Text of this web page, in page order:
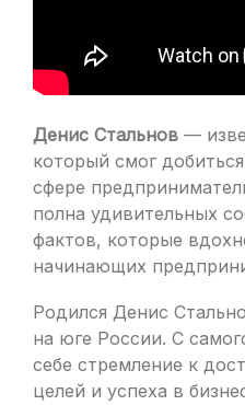
Денис Стальнов —
который смог
сфере
полна удивительных
фактов, которые
начинающих
Родился Денис
на юге России. С
себе стремление к
целей и успеха в